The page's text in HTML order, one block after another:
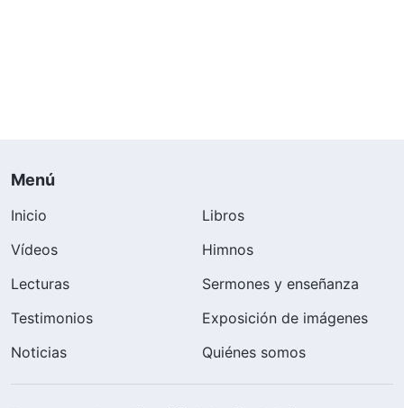
Menú
Inicio
Libros
Vídeos
Himnos
Lecturas
Sermones y enseñanza
Testimonios
Exposición de imágenes
Noticias
Quiénes somos